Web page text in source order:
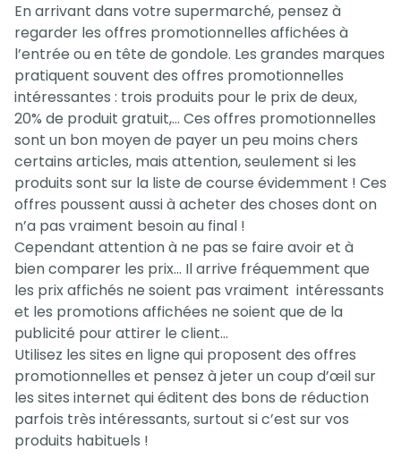
En arrivant dans votre supermarché, pensez à
regarder les offres promotionnelles affichées à
l’entrée ou en tête de gondole. Les grandes marques
pratiquent souvent des offres promotionnelles
intéressantes : trois produits pour le prix de deux,
20% de produit gratuit,… Ces offres promotionnelles
sont un bon moyen de payer un peu moins chers
certains articles, mais attention, seulement si les
produits sont sur la liste de course évidemment ! Ces
offres poussent aussi à acheter des choses dont on
n’a pas vraiment besoin au final !
Cependant attention à ne pas se faire avoir et à
bien comparer les prix… Il arrive fréquemment que
les prix affichés ne soient pas vraiment intéressants
et les promotions affichées ne soient que de la
publicité pour attirer le client…
Utilisez les sites en ligne qui proposent des offres
promotionnelles et pensez à jeter un coup d’œil sur
les sites internet qui éditent des bons de réduction
parfois très intéressants, surtout si c’est sur vos
produits habituels !